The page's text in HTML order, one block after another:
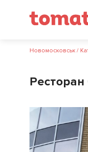
Новомосковськ /